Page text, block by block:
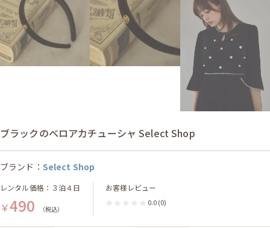
ブラックのベロアカチューシャ Select Shop
ブランド： Select Shop
レンタル価格：３泊４日
￥490 （税込）
お客様レビュー
0.0 (0)